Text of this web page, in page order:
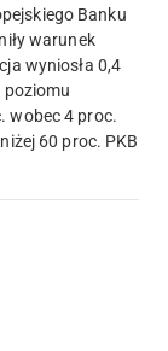
Banku
warunek
wyniosła 0,4
poziomu
wobec 4 proc.
60 proc. PKB